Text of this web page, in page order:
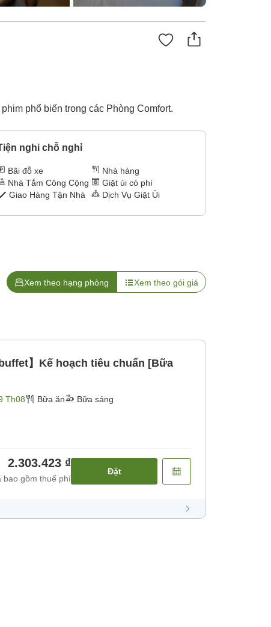
phổ biến trong các Phòng Comfort.
nghi chỗ nghỉ
Bãi đỗ xe
Nhà hàng
Nhà Tắm Công Cộng
Giặt ủi có phí
Giao Hàng Tận Nhà
Dịch Vụ Giặt Ủi
Xem theo hạng phòng Xem theo gói giá
】Kế hoạch tiêu chuẩn [Bữa
Th08 Bữa ăn
Bữa sáng
2.303.423 ₫
bao gồm thuế phí
Đặt